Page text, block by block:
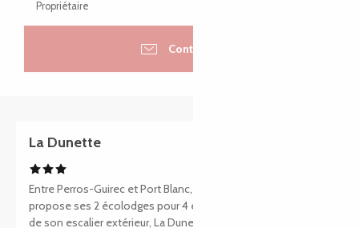
Propriétaire
Contacter
La Dunette
Entre Perros-Guirec et Port Blanc, le Manoir Sous Le Phare
propose ses 2 écolodges pour 4 et 8/9 personnes. En haut
de son escalier extérieur, La Dunette, logement pour 4...